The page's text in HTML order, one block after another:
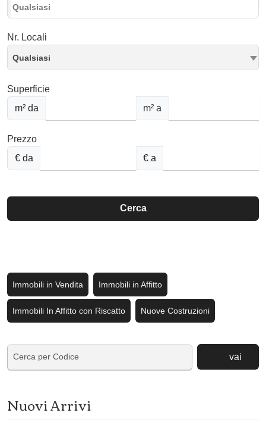
Nr. Locali
Qualsiasi
Superficie
m² da
m² a
Prezzo
€ da
€ a
Cerca
Immobili in Vendita Immobili in Affitto
Immobili In Affitto con Riscatto Nuove Costruzioni
vai
Nuovi Arrivi